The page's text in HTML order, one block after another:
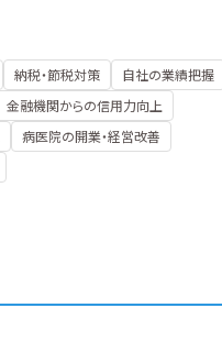
納税・節税対策
自社の業績把握
金融機関からの信用力向上
病医院の開業・経営改善